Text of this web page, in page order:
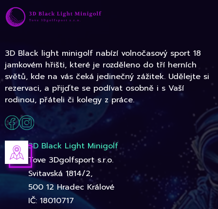
3D Black light minigolf nabízí volnočasový sport 18
jamkovém hřišti, které je rozděleno do tří herních
světů, kde na vás čeká jedinečný zážitek. Udělejte si
rezervaci, a přijďte se podívat osobně i s Vaší
rodinou, přáteli či kolegy z práce.
3D Black Light Minigolf
Tove 3Dgolfsport s.r.o.
Svitavská 1814/2,
500 12 Hradec Králové
IČ: 18010717